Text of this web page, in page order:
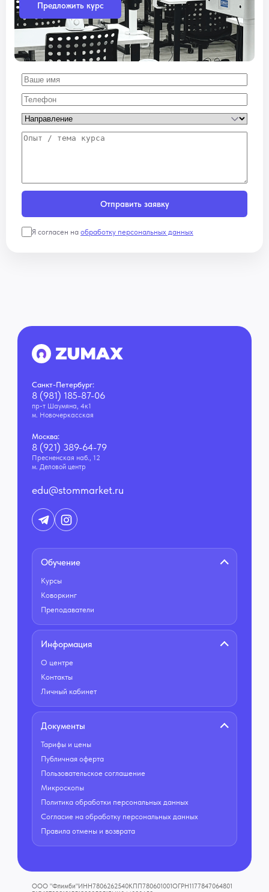
Предложить курс
Отправить заявку
Я согласен на обработку персональных данных
Обучение
Курсы
Коворкинг
Преподаватели
Информация
О центре
Контакты
Личный кабинет
Документы
Тарифы и цены
Публичная оферта
Пользовательское соглашение
Микроскопы
Политика обработки персональных данных
Согласие на обработку персональных данных
Правила отмены и возврата
Санкт-Петербург:
8 (981) 185-87-06
пр-т Шаумяна, 4к1
м. Новочеркасская
Москва:
8 (921) 389-64-79
Пресненская наб., 12
м. Деловой центр
edu@stommarket.ru
ООО "Флимби"ИНН7806262540КПП780601001ОГРН1177847064801